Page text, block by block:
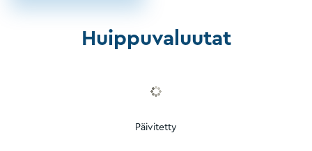
Huippuvaluutat
Päivitetty